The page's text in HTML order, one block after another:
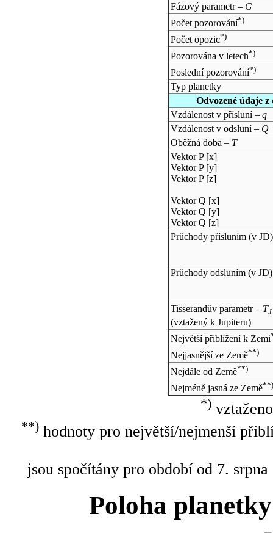
Fázový parametr – G
Počet pozorování*)
Počet opozic*)
Pozorována v letech*)
Poslední pozorování*)
Typ planetky
Odvozené údaje
Vzdálenost v přísluní – q
Vzdálenost v odsluní – Q
Oběžná doba – T
Vektor P [x]
Vektor P [y]
Vektor P [z]
Vektor Q [x]
Vektor Q [y]
Vektor Q [z]
Průchody přísluním (v JD)
Průchody odsluním (v JD)
Tisserandův parametr – TJ
(vztažený k Jupiteru)
Největší přiblížení k Zemi
Nejjasnější ze Země**)
Nejdále od Země**)
Nejméně jasná ze Země**)
*)
**)hodnoty pro největší/nejmenší
jsou spočítány pro období od 7.
Poloha